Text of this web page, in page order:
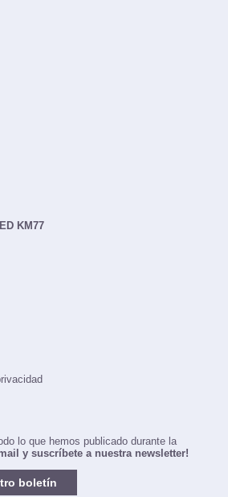
KM77
lo que hemos publicado durante la
y suscríbete a nuestra newsletter!
boletín